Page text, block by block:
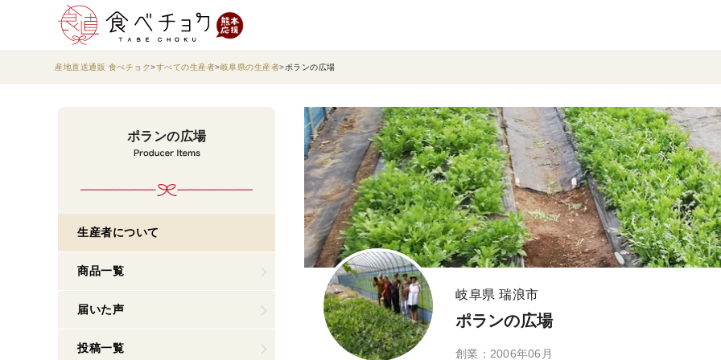
産地直送通販 食べチョク すべての生産者 岐阜県の生産者 ポランの広場
岐阜県 瑞浪市
ポランの広場
創業：2006年06月
ポランの広場
生産者について
商品一覧
届いた声
投稿一覧